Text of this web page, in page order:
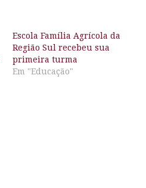
Escola Família Agrícola da
Região Sul recebeu sua
primeira turma
Em "Educação"